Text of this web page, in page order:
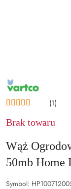
NAZWA
PRODUCENTA:
VARTCO
(1)
Brak towaru
Wąż
50mb Home
Symbol: